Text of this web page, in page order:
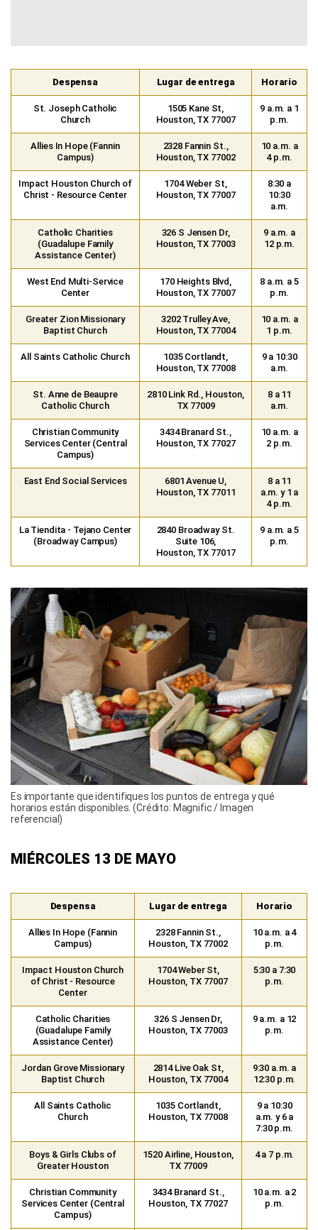
Despensa Lugar de entrega Horario
St. Joseph Catholic
Church
1505 Kane St,
Houston, TX 77007
9 a.m. a 1
p.m.
Allies In Hope (Fannin
Campus)
2328 Fannin St.,
Houston, TX 77002
10 a.m. a
4 p.m.
Impact Houston Church of
Christ - Resource Center
1704 Weber St,
Houston, TX 77007
8:30 a
10:30
a.m.
Catholic Charities
(Guadalupe Family
Assistance Center)
326 S Jensen Dr,
Houston, TX 77003
9 a.m. a
12 p.m.
West End Multi-Service
Center
170 Heights Blvd,
Houston, TX 77007
8 a.m. a 5
p.m.
Greater Zion Missionary
Baptist Church
3202 Trulley Ave,
Houston, TX 77004
10 a.m. a
1 p.m.
All Saints Catholic Church
1035 Cortlandt,
Houston, TX 77008
9 a 10:30
a.m.
St. Anne de Beaupre
Catholic Church
2810 Link Rd., Houston,
TX 77009
8 a 11
a.m.
Christian Community
Services Center (Central
Campus)
3434 Branard St.,
Houston, TX 77027
10 a.m. a
2 p.m.
East End Social Services
6801 Avenue U,
Houston, TX 77011
8 a 11
a.m. y 1 a
4 p.m.
La Tiendita - Tejano Center
(Broadway Campus)
2840 Broadway St.
Suite 106,
Houston, TX 77017
9 a.m. a 5
p.m.
Es importante que identifiques los puntos de entrega y qué
horarios están disponibles. (Crédito: Magnific / Imagen
referencial)
MIÉRCOLES 13 DE MAYO
Despensa Lugar de entrega Horario
Allies In Hope (Fannin
Campus)
2328 Fannin St.,
Houston, TX 77002
10 a.m. a 4
p.m.
Impact Houston Church
of Christ - Resource
Center
1704 Weber St,
Houston, TX 77007
5:30 a 7:30
p.m.
Catholic Charities
(Guadalupe Family
Assistance Center)
326 S Jensen Dr,
Houston, TX 77003
9 a.m. a 12
p.m.
Jordan Grove Missionary
Baptist Church
2814 Live Oak St,
Houston, TX 77004
9:30 a.m. a
12:30 p.m.
All Saints Catholic
Church
1035 Cortlandt,
Houston, TX 77008
9 a 10:30
a.m. y 6 a
7:30 p.m.
Boys & Girls Clubs of
Greater Houston
1520 Airline, Houston,
TX 77009
4 a 7 p.m.
Christian Community
Services Center (Central
Campus)
3434 Branard St.,
Houston, TX 77027
10 a.m. a 2
p.m.